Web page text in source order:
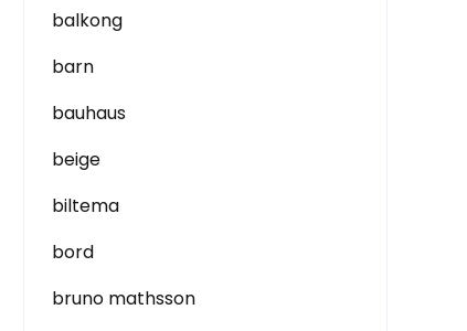
balkong
barn
bauhaus
beige
biltema
bord
bruno mathsson